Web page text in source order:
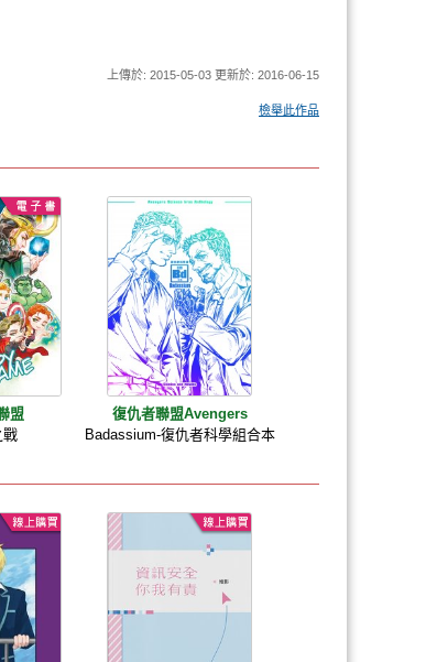
上傳於: 2015-05-03 更新於: 2016-06-15
檢舉此作品
盟
戰
復仇者聯盟Avengers
Badassium-復仇者科學組合本